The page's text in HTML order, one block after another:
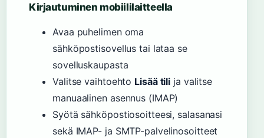
Kirjautuminen mobiililaitteella
Avaa puhelimen oma
sähköpostisovellus tai lataa se
sovelluskaupasta
Valitse vaihtoehto Lisää tili ja valitse
manuaalinen asennus (IMAP)
Syötä sähköpostiosoitteesi, salasanasi
sekä IMAP- ja SMTP-palvelinosoitteet